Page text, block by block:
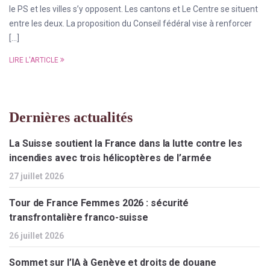
le PS et les villes s’y opposent. Les cantons et Le Centre se situent
entre les deux. La proposition du Conseil fédéral vise à renforcer
LIRE L'ARTICLE
Dernières actualités
La Suisse soutient la France dans la lutte contre les
incendies avec trois hélicoptères de l’armée
27 juillet 2026
Tour de France Femmes 2026 : sécurité
transfrontalière franco-suisse
26 juillet 2026
Sommet sur l’IA à Genève et droits de douane